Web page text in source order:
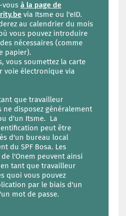
vous à la page de
via Itsme ou l'eID.
au calendrier du mois
vous pouvez introduire
nécessaires (comme
papier).
vous soumettez la carte
voie électronique via
que travailleur
disposez généralement
d'un Itsme. La
peut être
d'un bureau local
du SPF Bosa. Les
l'Onem peuvent ainsi
tant que travailleur
quoi vous pouvez
par le biais d'un
mot de passe.